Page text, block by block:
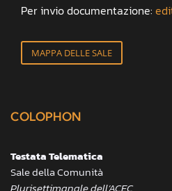
Per invio documentazione:
MAPPA DELLE SALE
COLOPHON
Testata Telematica
Sale della Comunità
Plurisettimanale dell’ACEC